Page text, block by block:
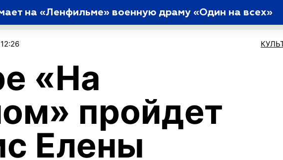
на «Ленфильме» военную драму «Один на всех»
«На
пройдет
Елены